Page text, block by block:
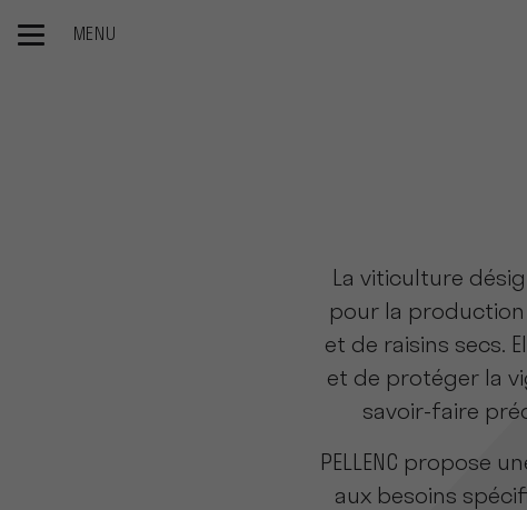
MENU
La viticulture
pour la
et de raisins secs.
et de protéger la
savoir-faire
PELLENC propose
aux besoins